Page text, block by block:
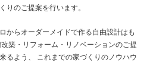
りのご提案を行います。
からオーダーメイドで作る自由設計はも
築・リフォーム・リノベーションのご提
るよう、
これまでの家づくりのノウハウ